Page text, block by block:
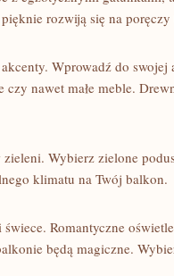
rozwiją ⁤się na
Wprowadź do
czy nawet małe meble.
Wybierz zielone
klimatu na Twój balkon.
Romantyczne
​będą magiczne.